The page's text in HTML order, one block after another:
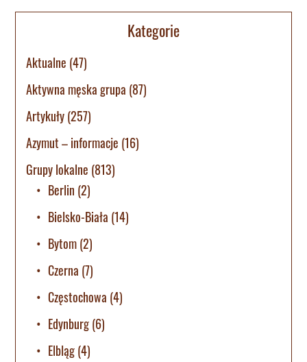
Kategorie
Aktualne (47)
Aktywna męska grupa (87)
Artykuły(257)
Azymut – informacje (16)
Grupy lokalne (813)
Berlin (2)
Bielsko-Biała (14)
Bytom(2)
Czerna (7)
Częstochowa (4)
Edynburg(6)
Elbląg(4)